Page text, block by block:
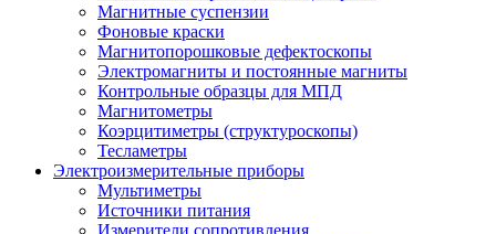
Магнитные суспензии
Фоновые краски
Магнитопорошковые дефектоскопы
Электромагниты и постоянные магниты
Контрольные образцы для МПД
Магнитометры
Коэрцитиметры (структуроскопы)
Тесламетры
Электроизмерительные приборы
Мультиметры
Источники питания
Измерители сопротивления